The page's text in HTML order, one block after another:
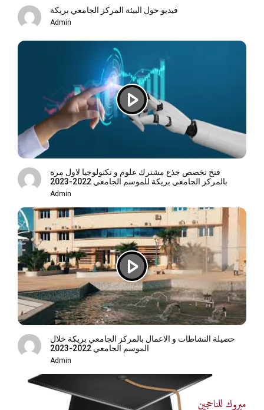
فيديو حول البيئة المركز الجامعي بريكة
Admin
فتح تخصص جذع مشترك علوم و تكنولوجيا لاول مرة
بالمركز الجامعي بريكة للموسم الجامعي 2022-2023
Admin
حصيلة النشاطات و الاعمال بالمركز الجامعي بريكة خلال
الموسم الجامعي 2022-2023
Admin